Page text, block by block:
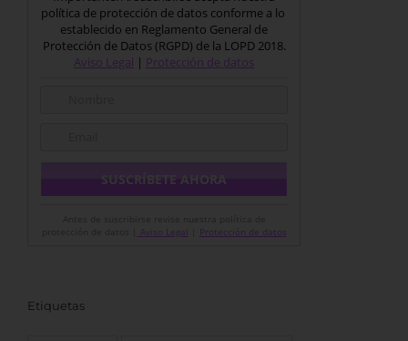
política de protección de datos conforme a lo
establecido en Reglamento General de
Protección de Datos (RGPD) de la LOPD 2018.
Aviso Legal | Protección de datos
Aviso Legal Protección de datos
Etiquetas